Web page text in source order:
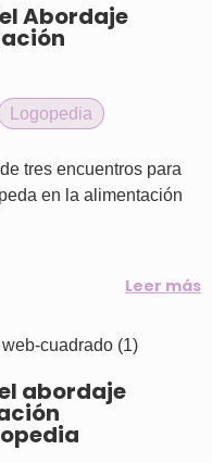
Abordaje
Logopedia
tres encuentros para
en la alimentación
Leer más
abordaje